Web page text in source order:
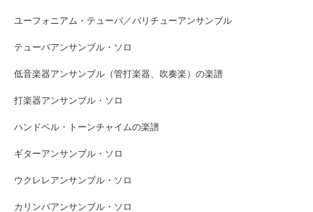
ユーフォニアム・テューバ／バリチューアンサンブル
テューバアンサンブル・ソロ
低音楽器アンサンブル（管打楽器、吹奏楽）の楽譜
打楽器アンサンブル・ソロ
ハンドベル・トーンチャイムの楽譜
ギターアンサンブル・ソロ
ウクレレアンサンブル・ソロ
カリンバアンサンブル・ソロ